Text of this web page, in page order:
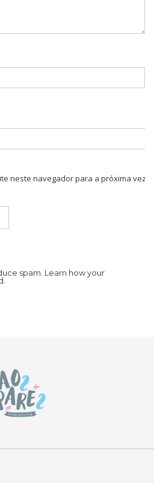
neste navegador para a próxima vez
spam. Learn how your